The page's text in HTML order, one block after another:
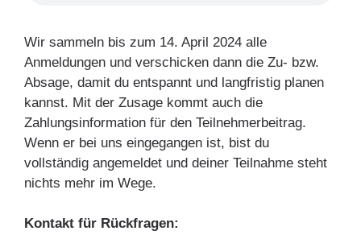
Wir sammeln bis zum 14. April 2024 alle
Anmeldungen und verschicken dann die Zu- bzw.
Absage, damit du entspannt und langfristig planen
kannst. Mit der Zusage kommt auch die
Zahlungsinformation für den Teilnehmerbeitrag.
Wenn er bei uns eingegangen ist, bist du
vollständig angemeldet und deiner Teilnahme steht
nichts mehr im Wege.
Kontakt für Rückfragen: